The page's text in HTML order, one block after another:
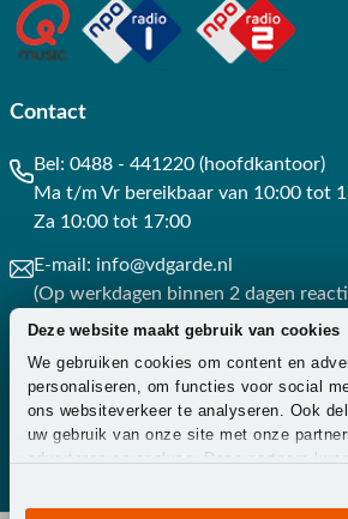
Deze website maakt gebruik van cookies
We gebruiken cookies om content en
personaliseren, om functies voor social
ons websiteverkeer te analyseren. Ook
uw gebruik van onze site met onze
adverteren en analyse. Deze partners
combineren met andere informatie die u
of die ze hebben verzameld op basis van
Contact
Bel: 0488 - 441220 (hoofdkantoor)
Ma t/m Vr bereikbaar van 10:00 tot
Za 10:00 tot 17:00
E-mail: info@vdgarde.nl
(Op werkdagen binnen 2 dagen
Whatsapp: 0488441220
(Op werkdagen binnen 3 uur reactie)